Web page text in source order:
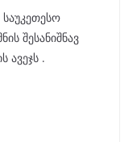
შესანიშნავ
ავეჯს .